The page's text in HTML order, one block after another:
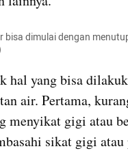
bisa dimulai dengan
hal yang bisa
air. Pertama,
menyikat gigi atau
sikat gigi atau